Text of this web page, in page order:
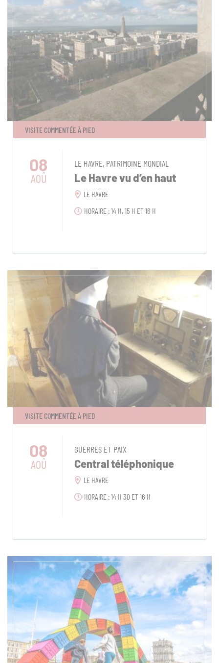
VISITE COMMENTÉE À PIED
08
AOÛ
LE HAVRE, PATRIMOINE MONDIAL
Le Havre vu d’en haut
LE HAVRE
HORAIRE : 14 H, 15 H ET 16 H
VISITE COMMENTÉE À PIED
08
AOÛ
GUERRES ET PAIX
Central téléphonique
LE HAVRE
HORAIRE : 14 H 30 ET 16 H